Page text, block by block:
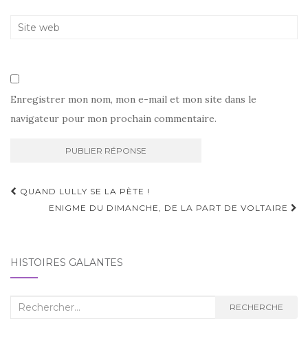
Enregistrer mon nom, mon e-mail et mon site dans le
navigateur pour mon prochain commentaire.
Navigation
d'article
QUAND LULLY SE LA PÈTE !
ENIGME DU DIMANCHE, DE LA PART DE VOLTAIRE
HISTOIRES GALANTES
Recherche
RECHERCHE